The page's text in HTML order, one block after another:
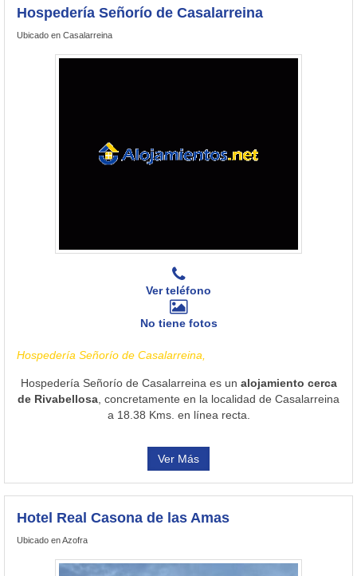
Hospedería Señorío de Casalarreina
Ubicado en Casalarreina
Ver teléfono
No tiene fotos
Hospedería Señorío de Casalarreina,
Hospedería Señorío de Casalarreina es un alojamiento cerca
de Rivabellosa , concretamente en la localidad de Casalarreina
a 18.38 Kms. en línea recta.
Ver Más
Hotel Real Casona de las Amas
Ubicado en Azofra